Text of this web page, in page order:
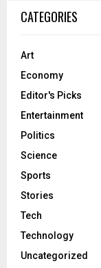
CATEGORIES
Art
Economy
Editor's Picks
Entertainment
Politics
Science
Sports
Stories
Tech
Technology
Uncategorized